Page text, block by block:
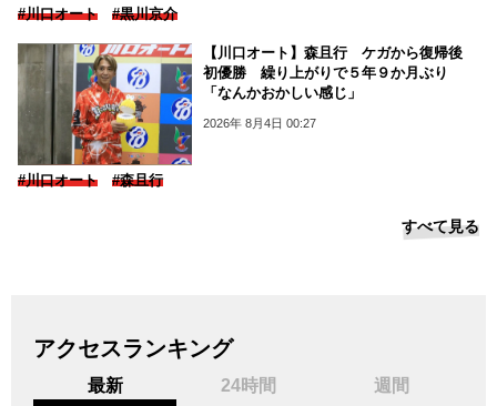
#川口オート #黒川京介
【川口オート】森且行 ケガから復帰後
初優勝 繰り上がりで５年９か月ぶり
「なんかおかしい感じ」
2026年 8月4日 00:27
#川口オート #森且行
すべて見る
アクセスランキング
最新 24時間 週間